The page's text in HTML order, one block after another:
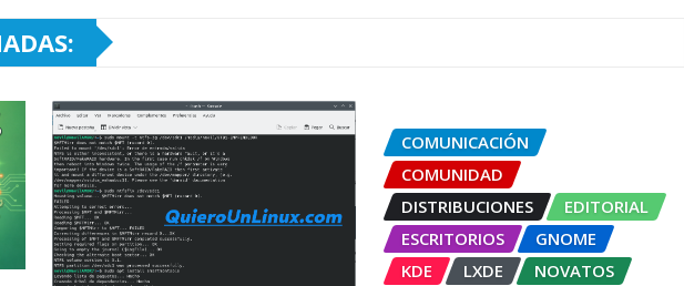
COMUNICACIÓN
COMUNIDAD
DISTRIBUCIONES
EDITORIAL
ESCRITORIOS
GNOME
KDE
LXDE
NOVATOS